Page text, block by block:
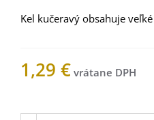
Kel kučeravý obsahuje
1,29 €